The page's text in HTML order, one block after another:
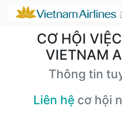
CƠ HỘI
VIETNAM
Thông tin
Liên hệ cơ hội